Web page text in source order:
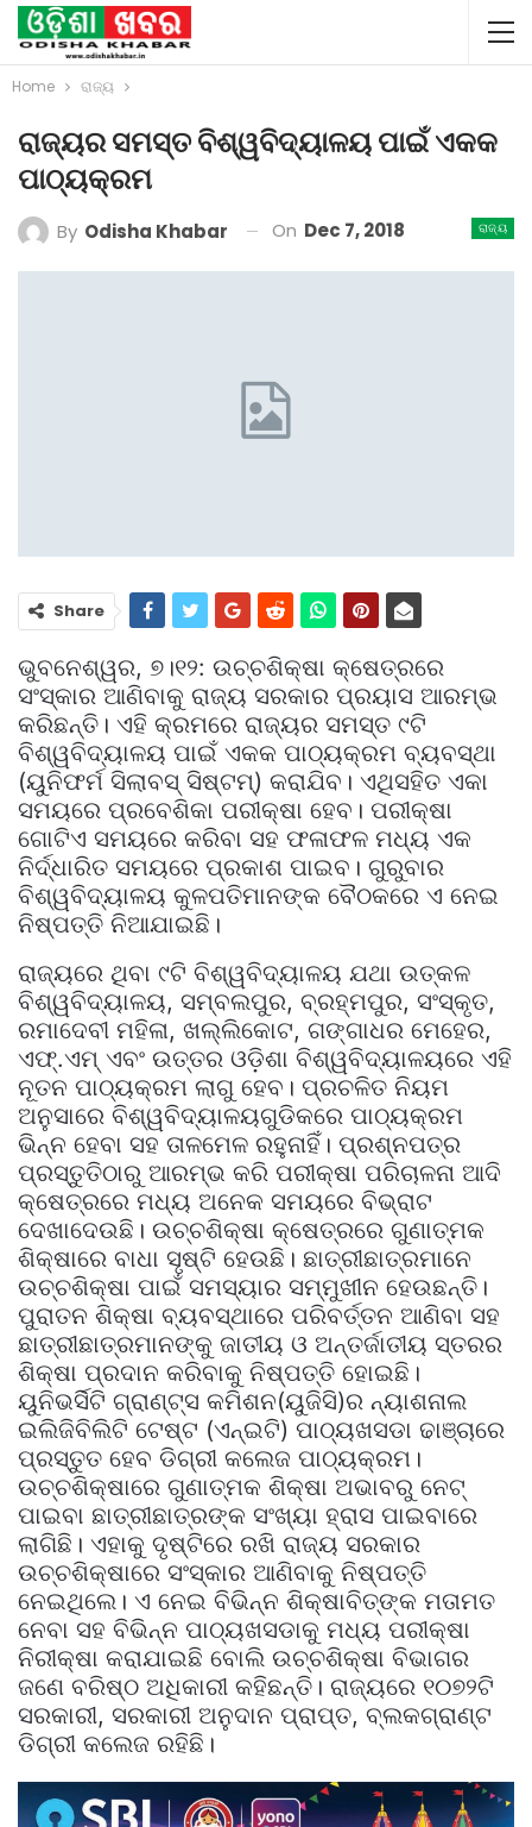
Home ରାଜ୍ୟ
ରାଜ୍ୟର ସମସ୍ତ ବିଶ୍ୱବିଦ୍ୟାଳୟ ପାଇଁ ଏକକ
ପାଠ୍ୟକ୍ରମ
ରାଜ୍ୟ
By Odisha Khabar On Dec 7, 2018
Share
ଭୁବନେଶ୍ୱର, ୭।୧୨: ଉଚ୍ଚଶିକ୍ଷା କ୍ଷେତ୍ରରେ
ସଂସ୍କାର ଆଣିବାକୁ ରାଜ୍ୟ ସରକାର ପ୍ରୟାସ ଆରମ୍ଭ
କରିଛନ୍ତି। ଏହି କ୍ରମରେ ରାଜ୍ୟର ସମସ୍ତ ୯ଟି
ବିଶ୍ୱବିଦ୍ୟାଳୟ ପାଇଁ ଏକକ ପାଠ୍ୟକ୍ରମ ବ୍ୟବସ୍ଥା
(ୟୁନିଫର୍ମ ସିଲାବସ୍‌ ସିଷ୍ଟମ୍‌) କରାଯିବ। ଏଥିସହିତ ଏକା
ସମୟରେ ପ୍ରବେଶିକା ପରୀକ୍ଷା ହେବ। ପରୀକ୍ଷା
ଗୋଟିଏ ସମୟରେ କରିବା ସହ ଫଳାଫଳ ମଧ୍ୟ ଏକ
ନିର୍ଦ୍ଧାରିତ ସମୟରେ ପ୍ରକାଶ ପାଇବ। ଗୁରୁବାର
ବିଶ୍ୱବିଦ୍ୟାଳୟ କୁଳପତିମାନଙ୍କ ବୈଠକରେ ଏ ନେଇ
ନିଷ୍ପତ୍ତି ନିଆଯାଇଛି।
ରାଜ୍ୟରେ ଥିବା ୯ଟି ବିଶ୍ୱବିଦ୍ୟାଳୟ ଯଥା ଉତ୍କଳ
ବିଶ୍ୱବିଦ୍ୟାଳୟ, ସମ୍ବଲପୁର, ବ୍ରହ୍ମପୁର, ସଂସ୍କୃତ,
ରମାଦେବୀ ମହିଳା, ଖଲ୍ଲିକୋଟ, ଗଙ୍ଗାଧର ମେହେର,
ଏଫ୍‌.ଏମ୍‌ ଏବଂ ଉତ୍ତର ଓଡ଼ିଶା ବିଶ୍ୱବିଦ୍ୟାଳୟରେ ଏହି
ନୂତନ ପାଠ୍ୟକ୍ରମ ଲାଗୁ ହେବ। ପ୍ରଚଳିତ ନିୟମ
ଅନୁସାରେ ବିଶ୍ୱବିଦ୍ୟାଳୟଗୁଡିକରେ ପାଠ୍ୟକ୍ରମ
ଭିନ୍ନ ହେବା ସହ ତାଳମେଳ ରହୁନାହିଁ। ପ୍ରଶ୍ନପତ୍ର
ପ୍ରସ୍ତୁତିଠାରୁ ଆରମ୍ଭ କରି ପରୀକ୍ଷା ପରିଚାଳନା ଆଦି
କ୍ଷେତ୍ରରେ ମଧ୍ୟ ଅନେକ ସମୟରେ ବିଭ୍ରାଟ
ଦେଖାଦେଉଛି। ଉଚ୍ଚଶିକ୍ଷା କ୍ଷେତ୍ରରେ ଗୁଣାତ୍ମକ
ଶିକ୍ଷାରେ ବାଧା ସୃଷ୍ଟି ହେଉଛି। ଛାତ୍ରୀଛାତ୍ରମାନେ
ଉଚ୍ଚଶିକ୍ଷା ପାଇଁ ସମସ୍ୟାର ସମ୍ମୁଖୀନ ହେଉଛନ୍ତି।
ପୁରାତନ ଶିକ୍ଷା ବ୍ୟବସ୍ଥାରେ ପରିବର୍ତ୍ତନ ଆଣିବା ସହ
ଛାତ୍ରୀଛାତ୍ରମାନଙ୍କୁ ଜାତୀୟ ଓ ଅନ୍ତର୍ଜାତୀୟ ସ୍ତରର
ଶିକ୍ଷା ପ୍ରଦାନ କରିବାକୁ ନିଷ୍ପତ୍ତି ହୋଇଛି।
ୟୁନିଭର୍ସିଟି ଗ୍ରାଣ୍ଟ୍‌ସ କମିଶନ(ୟୁଜିସି)ର ନ୍ୟାଶନାଲ
ଇଲିଜିବିଲିଟି ଟେଷ୍ଟ (ଏନ୍‌ଇଟି) ପାଠ୍ୟଖସଡା ଢାଞ୍ଚାରେ
ପ୍ରସ୍ତୁତ ହେବ ଡିଗ୍ରୀ କଲେଜ ପାଠ୍ୟକ୍ରମ।
ଉଚ୍ଚଶିକ୍ଷାରେ ଗୁଣାତ୍ମକ ଶିକ୍ଷା ଅଭାବରୁ ନେଟ୍‌
ପାଇବା ଛାତ୍ରୀଛାତ୍ରଙ୍କ ସଂଖ୍ୟା ହ୍ରାସ ପାଇବାରେ
ଲାଗିଛି। ଏହାକୁ ଦୃଷ୍ଟିରେ ରଖି ରାଜ୍ୟ ସରକାର
ଉଚ୍ଚଶିକ୍ଷାରେ ସଂସ୍କାର ଆଣିବାକୁ ନିଷ୍ପତ୍ତି
ନେଇଥିଲେ। ଏ ନେଇ ବିଭିନ୍ନ ଶିକ୍ଷାବିତ୍‌ଙ୍କ ମତାମତ
ନେବା ସହ ବିଭିନ୍ନ ପାଠ୍ୟଖସଡାକୁ ମଧ୍ୟ ପରୀକ୍ଷା
ନିରୀକ୍ଷା କରାଯାଇଛି ବୋଲି ଉଚ୍ଚଶିକ୍ଷା ବିଭାଗର
ଜଣେ ବରିଷ୍ଠ ଅଧିକାରୀ କହିଛନ୍ତି। ରାଜ୍ୟରେ ୧୦୭୨ଟି
ସରକାରୀ, ସରକାରୀ ଅନୁଦାନ ପ୍ରାପ୍ତ, ବ୍ଲକଗ୍ରାଣ୍ଟ
ଡିଗ୍ରୀ କଲେଜ ରହିଛି।